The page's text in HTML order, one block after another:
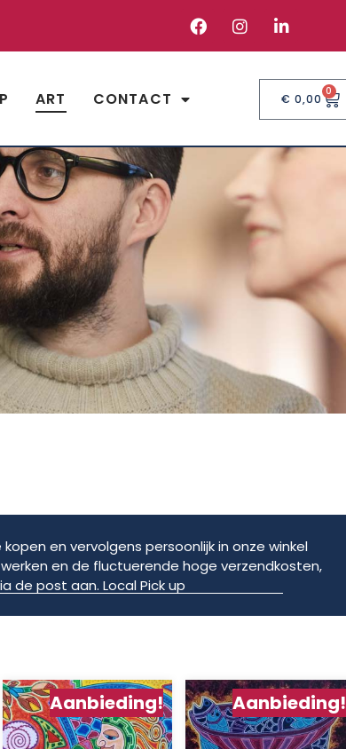
ART CONTACT € 0,00
0
en vervolgens persoonlijk in onze winkel
en de fluctuerende hoge verzendkosten,
de post aan. Local Pick up
Aanbieding! Aanbieding!